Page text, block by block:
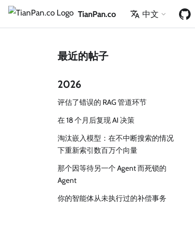
TianPan.co 中文
最近的帖子
2026
评估了错误的 RAG 管道环节
在 18 个月后复现 AI 决策
淘汰嵌入模型：在不中断搜索的情况
下重新索引数百万个向量
那个因等待另一个 Agent 而死锁的
Agent
你的智能体从未执行过的补偿事务